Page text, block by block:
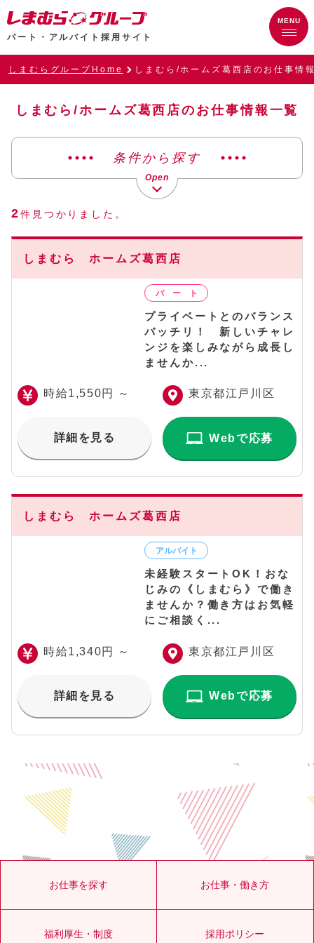
パート・アルバイト採用サイト
しまむらグループHome しまむら/ホームズ葛西店のお仕事情
しまむら/ホームズ葛西店のお仕事情報一覧
条件から探す
2件見つかりました。
しまむら ホームズ葛西店
プライベートとのバランス
バッチリ！ 新しいチャレ
ンジを楽しみながら成長し
ませんか...
時給1,550円 ～ 東京都江戸川区
詳細を見る Webで応募
しまむら ホームズ葛西店
未経験スタートOK！おな
じみの《しまむら》で働き
ませんか？働き方はお気軽
にご相談く...
時給1,340円 ～ 東京都江戸川区
詳細を見る Webで応募
お仕事を探す お仕事・働き方
福利厚生・制度 採用ポリシー